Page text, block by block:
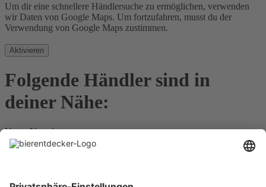
Um dir eine schnellere Händlersuche zu ermöglichen, verwenden
wir Daten von Google Maps. Um fortzufahren, musst du der
Verwendung von Google Maps zustimmen.
Aktivieren
Folgende Händler sind in
deiner Nähe:
Unser Newsletter
Für Bierkenner, Bierliebhaber, Bierneulinge - kurz, alle
Jetzt anmelden!